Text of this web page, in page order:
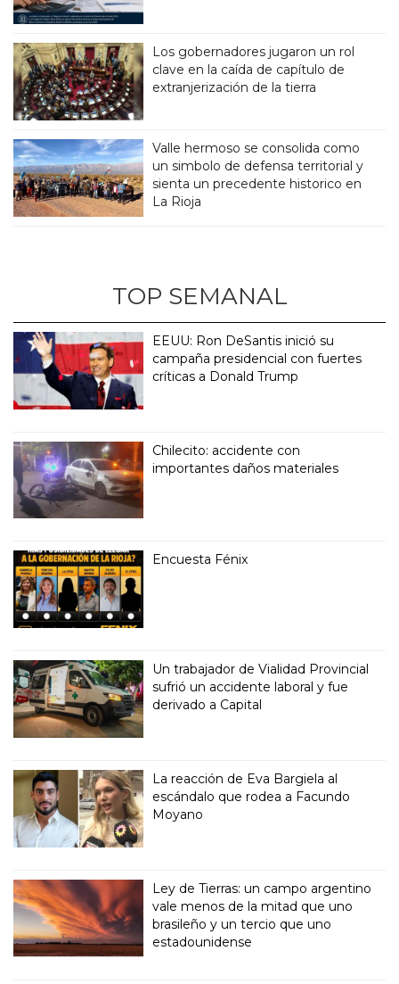
Los gobernadores jugaron un rol
clave en la caída de capítulo de
extranjerización de la tierra
Valle hermoso se consolida como
un simbolo de defensa territorial y
sienta un precedente historico en
La Rioja
TOP SEMANAL
EEUU: Ron DeSantis inició su
campaña presidencial con fuertes
críticas a Donald Trump
Chilecito: accidente con
importantes daños materiales
Encuesta Fénix
Un trabajador de Vialidad Provincial
sufrió un accidente laboral y fue
derivado a Capital
La reacción de Eva Bargiela al
escándalo que rodea a Facundo
Moyano
Ley de Tierras: un campo argentino
vale menos de la mitad que uno
brasileño y un tercio que uno
estadounidense